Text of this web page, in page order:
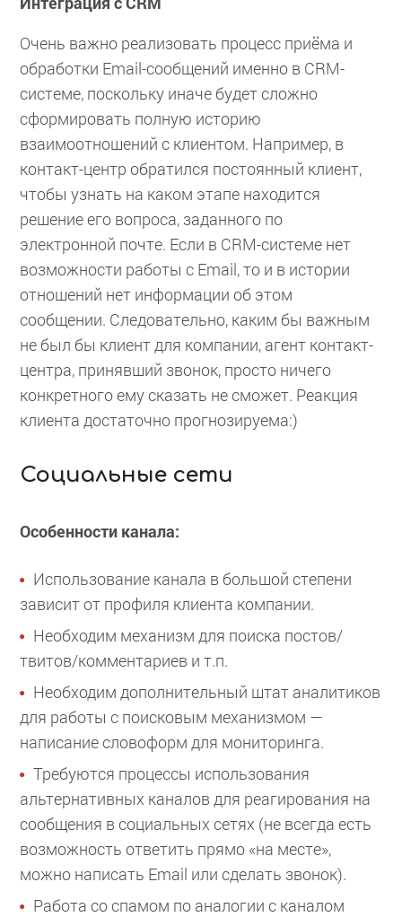
Очень важно реализовать процесс приёма и
обработки Email-сообщений именно в CRM-
системе, поскольку иначе будет сложно
сформировать полную историю
взаимоотношений с клиентом. Например, в
контакт-центр обратился постоянный клиент,
чтобы узнать на каком этапе находится
решение его вопроса, заданного по
электронной почте. Если в CRM-системе нет
возможности работы с Email, то и в истории
отношений нет информации об этом
сообщении. Следовательно, каким бы важным
не был бы клиент для компании, агент контакт-
центра, принявший звонок, просто ничего
конкретного ему сказать не сможет. Реакция
клиента достаточно прогнозируема:)
Социальные сети
Особенности канала:
Использование канала в большой степени
зависит от профиля клиента компании.
Необходим механизм для поиска постов/
твитов/комментариев и т.п.
Необходим дополнительный штат аналитиков
для работы с поисковым механизмом —
написание словоформ для мониторинга.
Требуются процессы использования
альтернативных каналов для реагирования на
сообщения в социальных сетях (не всегда есть
возможность ответить прямо «на месте»,
можно написать Email или сделать звонок).
Работа со спамом по аналогии с каналом